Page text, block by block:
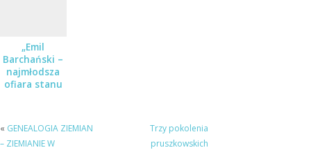
„Emil
Barchański –
najmłodsza
ofiara stanu
Dulag 121
« GENEALOGIA ZIEMIAN
– ZIEMIANIE W
Trzy pokolenia
pruszkowskich